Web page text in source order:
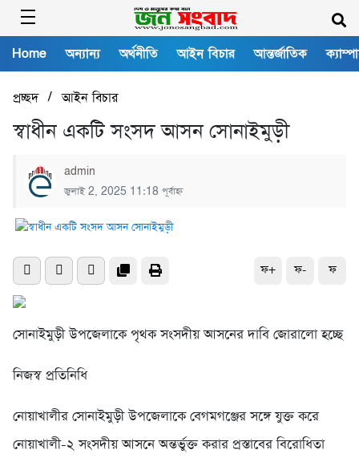
Home অন্যান্য অর্থনীতি আইন বিচার আন্তর্জাতিক
প্রচ্ছদ/আইন বিচার
স্বাধীন একটি সংসদ আসন সোনাইমুড়ী
admin
জুলাই 2, 2025 11:18 পূর্বাহ্ন
ফ+ ফ- ফ
সোনাইমুড়ী উপজেলাকে পৃথক সংসদীয় আসনের দাবি জোরালো হচ্ছে
নিজস্ব প্রতিনিধি
নোয়াখালীর সোনাইমুড়ী উপজেলাকে বেগমগঞ্জের সঙ্গে যুক্ত করে
নোয়াখালী-২ সংসদীয় আসনে অন্তর্ভুক্ত করার প্রস্তাবের বিরোধিতা